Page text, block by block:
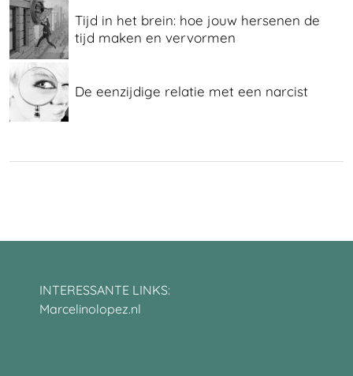
Tijd in het brein: hoe jouw hersenen de
tijd maken en vervormen
De eenzijdige relatie met een narcist
INTERESSANTE LINKS:
Marcelinolopez.nl